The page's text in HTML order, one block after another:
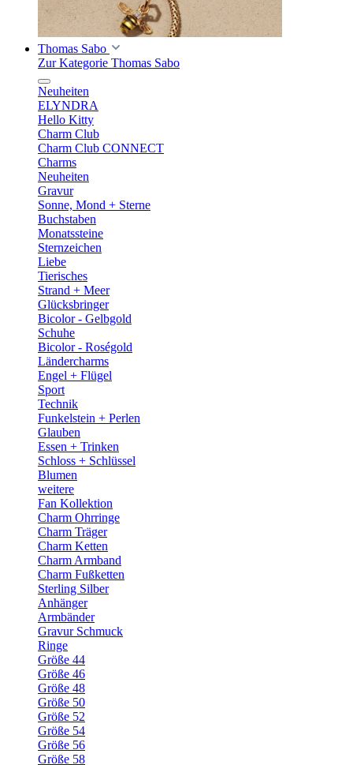
Thomas Sabo
Zur Kategorie Thomas Sabo
Neuheiten
ELYNDRA
Hello Kitty
Charm Club
Charm Club CONNECT
Charms
Neuheiten
Gravur
Sonne, Mond + Sterne
Buchstaben
Monatssteine
Sternzeichen
Liebe
Tierisches
Strand + Meer
Glücksbringer
Bicolor - Gelbgold
Schuhe
Bicolor - Roségold
Ländercharms
Engel + Flügel
Sport
Technik
Funkelstein + Perlen
Glauben
Essen + Trinken
Schloss + Schlüssel
Blumen
weitere
Fan Kollektion
Charm Ohrringe
Charm Träger
Charm Ketten
Charm Armband
Charm Fußketten
Sterling Silber
Anhänger
Armbänder
Gravur Schmuck
Ringe
Größe 44
Größe 46
Größe 48
Größe 50
Größe 52
Größe 54
Größe 56
Größe 58